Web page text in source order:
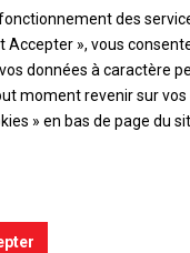
des
Accepter », vous
données à caractère
moment revenir sur vos
» en bas de page du